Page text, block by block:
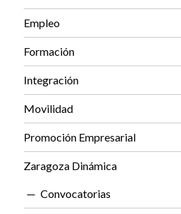
Empleo
Formación
Integración
Movilidad
Promoción Empresarial
Zaragoza Dinámica
Convocatorias